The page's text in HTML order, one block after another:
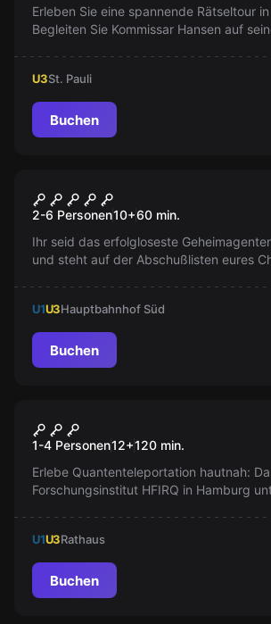
Erleben Sie eine spannende Rätseltour
Begleiten Sie Kommissar Hansen auf
U3St. Pauli
Buchen
Das Büro das
Hafenkapitäns
2-6 Personen10+60 min.
Ihr seid das erfolgloseste
und steht auf der Abschußlisten eures
Hafenkapitän zu finden? Ein Escape
die ganze Familie!
U1U3Hauptbahnhof Süd
Buchen
Neu
Das Institut
1-4 Personen12+120 min.
Erlebe Quantenteleportation hautnah:
Forschungsinstitut HFIRQ in Hamburg
aufgepasst: Jede Episode ein neues
Entscheidungen die Geschichte formen!
U1U3Rathaus
Buchen